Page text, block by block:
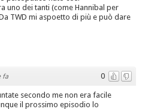
uno dei tanti (come Hannibal per
TWD mi aspoetto di più e può dare
0
fa
secondo me non era facile
il prossimo episodio lo